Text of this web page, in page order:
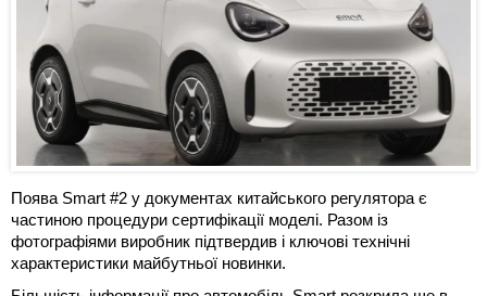
Поява Smart #2 у документах китайського регулятора є
частиною процедури сертифікації моделі. Разом із
фотографіями виробник підтвердив і ключові технічні
характеристики майбутньої новинки.